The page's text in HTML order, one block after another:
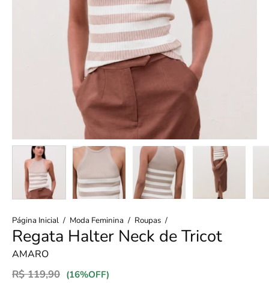
Página Inicial / Moda Feminina / Roupas /
Regata Halter Neck de Tricot
AMARO
R$ 119,90 Promoção
•
(16%OFF)